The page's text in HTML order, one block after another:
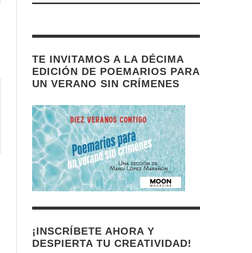
TE INVITAMOS A LA DÉCIMA
EDICIÓN DE POEMARIOS PARA
UN VERANO SIN CRÍMENES
¡INSCRÍBETE AHORA Y
DESPIERTA TU CREATIVIDAD!